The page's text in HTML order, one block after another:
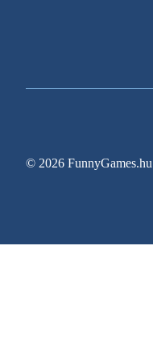
© 2026 FunnyGames.hu
Adatvédelem